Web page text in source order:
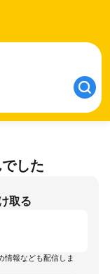
した
取る
情報なども配信しま